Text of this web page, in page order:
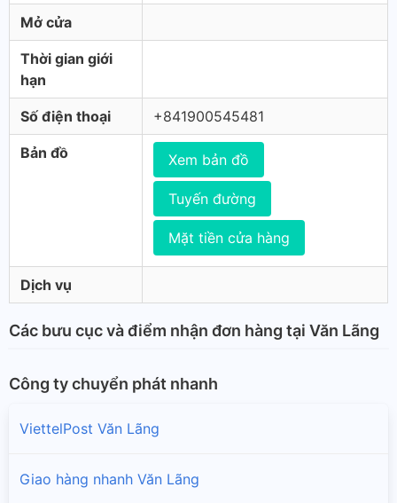
Mở cửa
Thời gian giới
hạn
Số điện thoại +841900545481
Bản đồ Xem bản đồ
Tuyến đường
Mặt tiền cửa hàng
Dịch vụ
Các bưu cục và điểm nhận đơn hàng tại Văn Lãng
Công ty chuyển phát nhanh
ViettelPost Văn Lãng
Giao hàng nhanh Văn Lãng